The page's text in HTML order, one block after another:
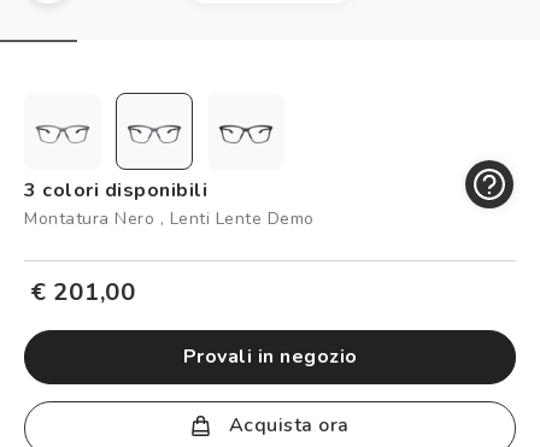
Controllo visivo
Logout
3 colori disponibili
Montatura Nero , Lenti Lente Demo
€ 201,00
provali in negozio
Acquista ora